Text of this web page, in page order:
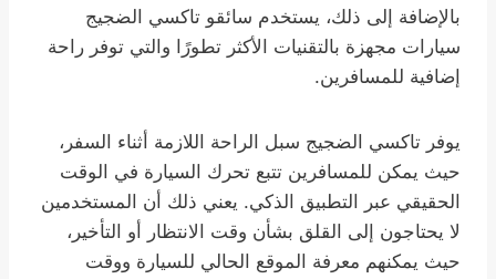
بالإضافة إلى ذلك، يستخدم سائقو تاكسي الضجيج
سيارات مجهزة بالتقنيات الأكثر تطورًا والتي توفر راحة
إضافية للمسافرين.
يوفر تاكسي الضجيج سبل الراحة اللازمة أثناء السفر،
حيث يمكن للمسافرين تتبع تحرك السيارة في الوقت
الحقيقي عبر التطبيق الذكي. يعني ذلك أن المستخدمين
لا يحتاجون إلى القلق بشأن وقت الانتظار أو التأخير،
حيث يمكنهم معرفة الموقع الحالي للسيارة ووقت